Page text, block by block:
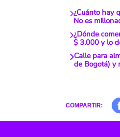
¿Cuánto hay
No es
¿Dónde
$ 3.000 y lo
Calle para
de Bogotá) y
COMPARTIR: